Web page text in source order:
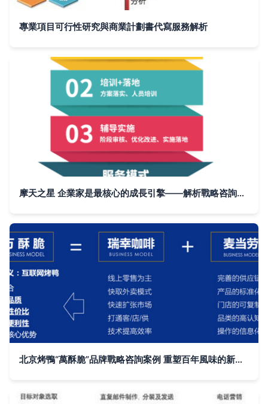
專業項目可行性研究與商業計劃書代寫服務解析
摩天之星 企業家是最核心的成長引擎——解析戰略咨詢如何放大決策力量
北京烤鴨“萬酥脆”品牌戰略咨詢案例 重塑百年風味的新生力量